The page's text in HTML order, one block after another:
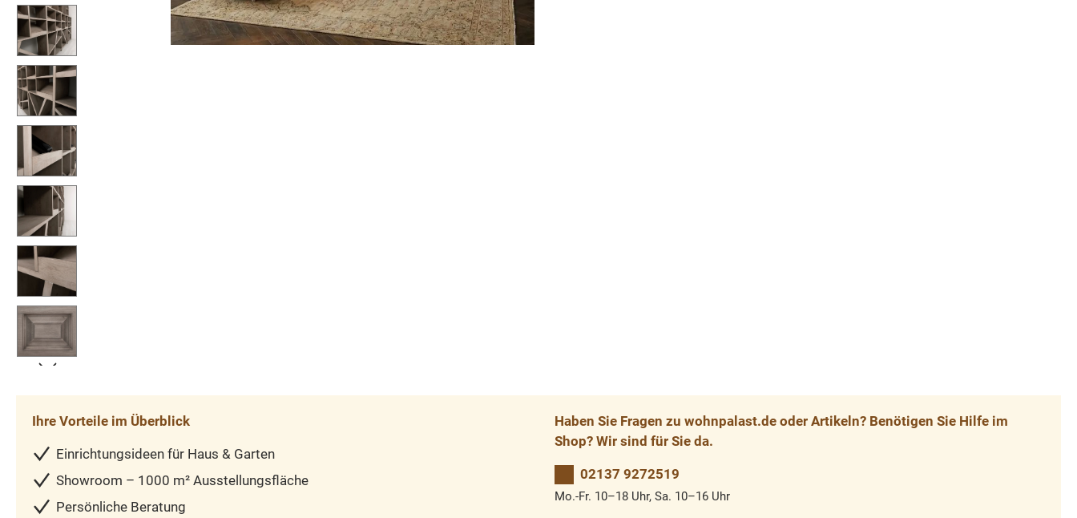
Ihre Vorteile im Überblick
Einrichtungsideen für Haus & Garten
Showroom – 1000 m² Ausstellungsfläche
Persönliche Beratung
Haben Sie Fragen zu wohnpalast.de oder Artikeln? Benötigen Sie Hilfe im
Shop? Wir sind für Sie da.
02137 9272519
Mo.-Fr. 10–18 Uhr, Sa. 10–16 Uhr